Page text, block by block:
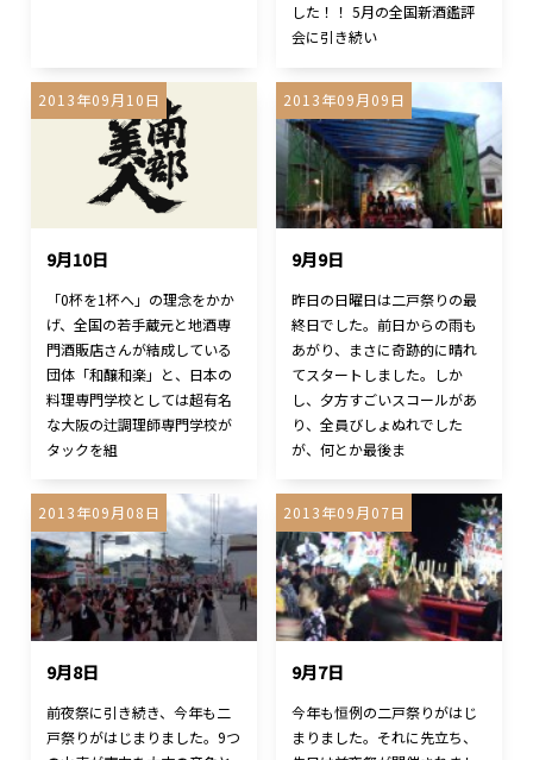
した！！ 5月の全国新酒鑑評
会に引き続い
2013年09月10日
9月10日
「0杯を1杯へ」の理念をかか
げ、全国の若手蔵元と地酒専
門酒販店さんが結成している
団体「和醸和楽」と、日本の
料理専門学校としては超有名
な大阪の辻調理師専門学校が
タックを組
2013年09月09日
9月9日
昨日の日曜日は二戸祭りの最
終日でした。前日からの雨も
あがり、まさに奇跡的に晴れ
てスタートしました。しか
し、夕方すごいスコールがあ
り、全員びしょぬれでした
が、何とか最後ま
2013年09月08日
9月8日
前夜祭に引き続き、今年も二
戸祭りがはじまりました。9つ
2013年09月07日
9月7日
今年も恒例の二戸祭りがはじ
まりました。それに先立ち、